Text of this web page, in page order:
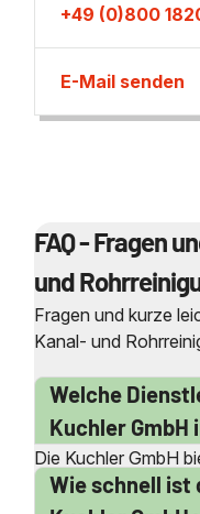
+49 (0)800
E-Mail senden
FAQ - Fragen
und
Fragen und kurze
Kanal- und
Welche
Kuchler GmbH
Die Kuchler GmbH
Dienstleistungen im
Wie schnell ist